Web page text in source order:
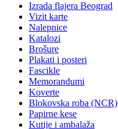
Izrada flajera Beograd
Vizit karte
Nalepnice
Katalozi
Brošure
Plakati i posteri
Fascikle
Memorandumi
Koverte
Blokovska roba (NCR)
Papirne kese
Kutije i ambalaža